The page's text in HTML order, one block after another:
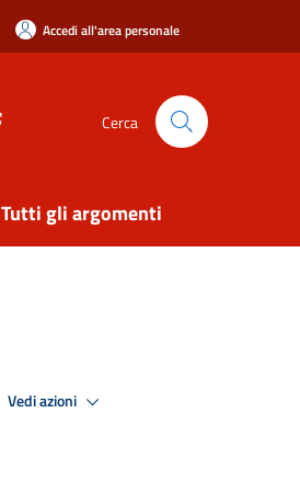
Accedi all'area personale
Cerca
Tutti gli argomenti
Vedi azioni